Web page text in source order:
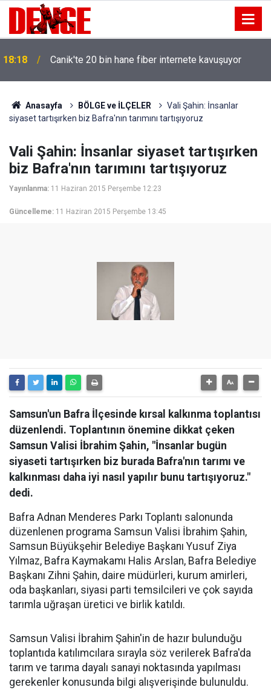
18:18 Canik'te 20 bin hane fiber internete kavuşuyor
Anasayfa BÖLGE ve İLÇELER
Vali Şahin: İnsanlar
siyaset tartışırken biz Bafra'nın tarımını tartışıyoruz
Vali Şahin: İnsanlar siyaset tartışırken
biz Bafra'nın tarımını tartışıyoruz
Yayınlanma: 11 Haziran 2015 Perşembe 12:23
Güncelleme: 11 Haziran 2015 Perşembe 13:45
Samsun'un Bafra İlçesinde kırsal kalkınma toplantısı
düzenlendi. Toplantının önemine dikkat çeken
Samsun Valisi İbrahim Şahin, "İnsanlar bugün
siyaseti tartışırken biz burada Bafra'nın tarımı ve
kalkınması daha iyi nasıl yapılır bunu tartışıyoruz."
dedi.
Bafra Adnan Menderes Parkı Toplantı salonunda
düzenlenen programa Samsun Valisi İbrahim Şahin,
Samsun Büyükşehir Belediye Başkanı Yusuf Ziya
Yılmaz, Bafra Kaymakamı Halis Arslan, Bafra Belediye
Başkanı Zihni Şahin, daire müdürleri, kurum amirleri,
oda başkanları, siyasi parti temsilcileri ve çok sayıda
tarımla uğraşan üretici ve birlik katıldı.
Samsun Valisi İbrahim Şahin'in de hazır bulunduğu
toplantıda katılımcılara sırayla söz verilerek Bafra'da
tarım ve tarıma dayalı sanayi noktasında yapılması
gerekenler konusunda bilgi alışverişinde bulunuldu.